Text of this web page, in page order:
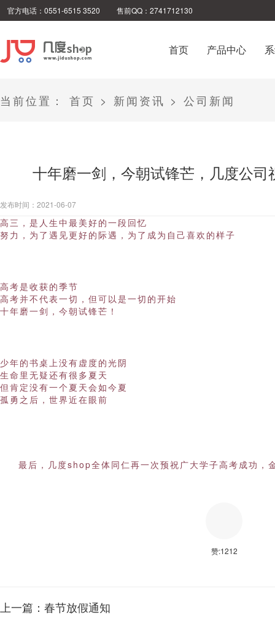
官方电话：0551-6515 3520 售前QQ：2741712130
首页 产品中心
当前位置： 首页 > 新闻资讯 > 公司新闻
十年磨一剑，今朝试锋芒，几度公
发布时间：2021-06-07
高三，是人生中最美好的一段回忆
努力，为了遇见更好的际遇，为了成为自己喜欢的样子
高考是收获的季节
高考并不代表一切，但可以是一切的开始
十年磨一剑，今朝试锋芒！
少年的书桌上没有虚度的光阴
生命里无疑还有很多夏天
但肯定没有一个夏天会如今夏
孤勇之后，世界近在眼前
最后，几度shop全体同仁再一次预祝广大学子高考成功，
赞:1212
上一篇：春节放假通知